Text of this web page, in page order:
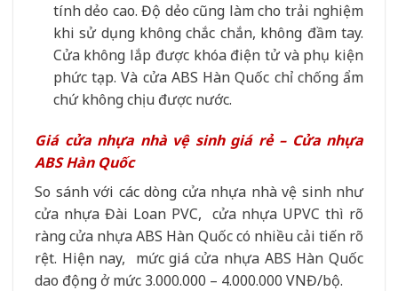
tính dẻo cao. Độ dẻo cũng làm cho trải nghiệm
khi sử dụng không chắc chắn, không đầm tay.
Cửa không lắp được khóa điện tử và phụ kiện
phức tạp. Và cửa ABS Hàn Quốc chỉ chống ẩm
chứ không chịu được nước.
Giá cửa nhựa nhà vệ sinh giá rẻ – Cửa nhựa
ABS Hàn Quốc
So sánh với các dòng cửa nhựa nhà vệ sinh như
cửa nhựa Đài Loan PVC, cửa nhựa UPVC thì rõ
ràng cửa nhựa ABS Hàn Quốc có nhiều cải tiến rõ
rệt. Hiện nay, mức giá cửa nhựa ABS Hàn Quốc
dao động ở mức 3.000.000 – 4.000.000 VNĐ/bộ.